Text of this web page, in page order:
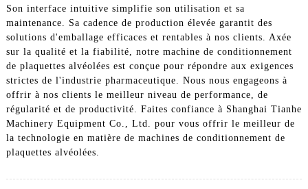
Son interface intuitive simplifie son utilisation et sa
maintenance. Sa cadence de production élevée garantit des
solutions d'emballage efficaces et rentables à nos clients. Axée
sur la qualité et la fiabilité, notre machine de conditionnement
de plaquettes alvéolées est conçue pour répondre aux exigences
strictes de l'industrie pharmaceutique. Nous nous engageons à
offrir à nos clients le meilleur niveau de performance, de
régularité et de productivité. Faites confiance à Shanghai Tianhe
Machinery Equipment Co., Ltd. pour vous offrir le meilleur de
la technologie en matière de machines de conditionnement de
plaquettes alvéolées.